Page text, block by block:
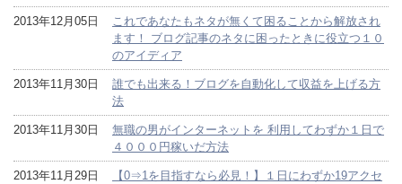
2013年12月05日
これであなたもネタが無くて困ることから解放され
ます！ ブログ記事のネタに困ったときに役立つ１０
のアイディア
2013年11月30日
誰でも出来る！ブログを自動化して収益を上げる方
法
2013年11月30日
無職の男がインターネットを 利用してわずか１日で
４０００円稼いだ方法
2013年11月29日
【0⇒1を目指すなら必見！】１日にわずか19アクセ